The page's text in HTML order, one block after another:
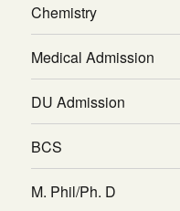
Chemistry
Medical Admission
DU Admission
BCS
M. Phil/Ph. D